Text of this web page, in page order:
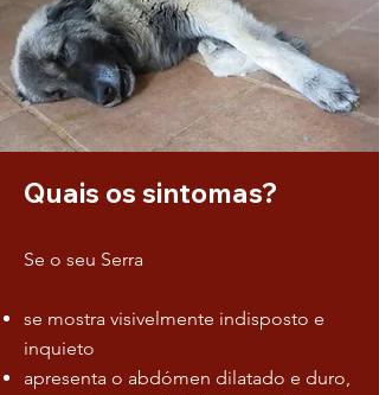
Quais os sintomas?
Se o seu Serra
se mostra visivelmente indisposto e
inquieto
apresenta o abdómen dilatado e duro,